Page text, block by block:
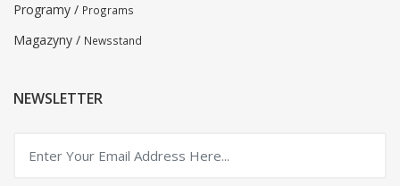
Programy / Programs
Magazyny / Newsstand
NEWSLETTER